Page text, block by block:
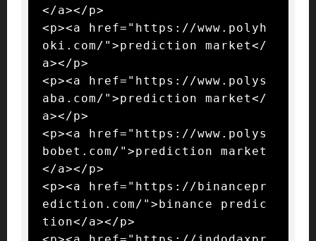
</a></p>
<p><a href="https://www.polyh
oki.com/">prediction market</
a></p>
<p><a href="https://www.polys
aba.com/">prediction market</
a></p>
<p><a href="https://www.polys
bobet.com/">prediction market
</a></p>
<p><a href="https://binancepr
ediction.com/">binance predic
tion</a></p>